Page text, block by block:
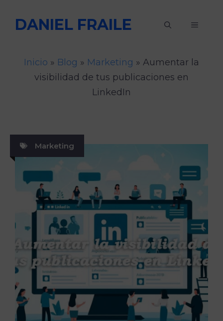
DANIEL FRAILE MENÚ
Inicio » Blog » Marketing » Aumentar la
visibilidad de tus publicaciones en
LinkedIn
Marketing